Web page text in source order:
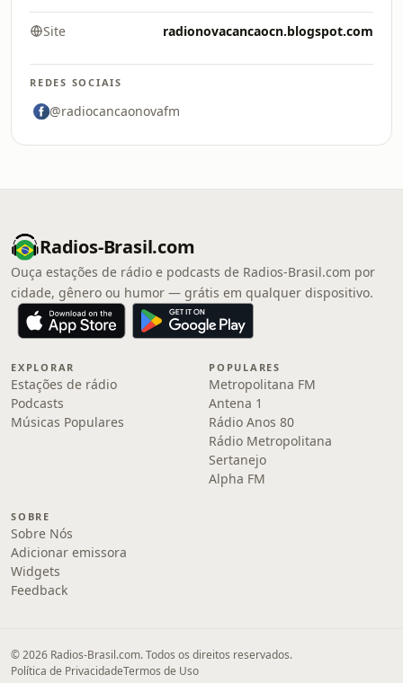
Site radionovacancaocn.blogspot.com
REDES SOCIAIS
@radiocancaonovafm
Radios-Brasil.com
Ouça estações de rádio e podcasts de Radios-Brasil.com por
cidade, gênero ou humor — grátis em qualquer dispositivo.
EXPLORAR
Estações de rádio
Podcasts
Músicas Populares
POPULARES
Metropolitana FM
Antena 1
Rádio Anos 80
Rádio Metropolitana
Sertanejo
Alpha FM
SOBRE
Sobre Nós
Adicionar emissora
Widgets
Feedback
© 2026 Radios-Brasil.com. Todos os direitos reservados.
Política de PrivacidadeTermos de Uso